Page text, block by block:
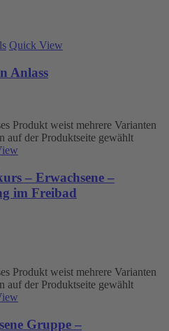
Quick View
Anlass
Produkt weist mehrere Varianten
auf der Produktseite gewählt
– Erwachsene –
im Freibad
Produkt weist mehrere Varianten
auf der Produktseite gewählt
Gruppe –